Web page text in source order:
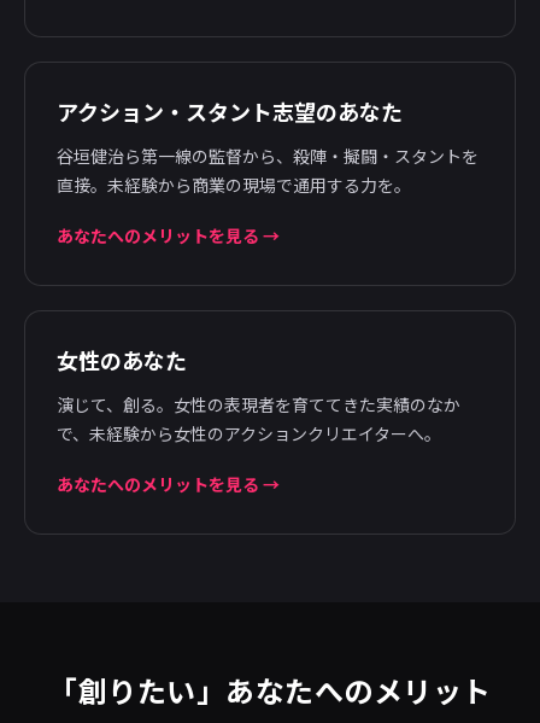
アクション・スタント志望のあなた
谷垣健治ら第一線の監督から、殺陣・擬闘・スタントを
直接。未経験から商業の現場で通用する力を。
あなたへのメリットを見る →
女性のあなた
演じて、創る。女性の表現者を育ててきた実績のなか
で、未経験から女性のアクションクリエイターへ。
あなたへのメリットを見る →
「創りたい」あなたへのメリット